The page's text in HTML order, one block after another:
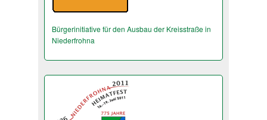
Bürgerinitiative für den Ausbau der Kreisstraße in
Niederfrohna